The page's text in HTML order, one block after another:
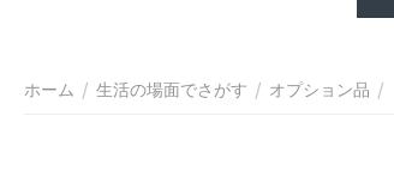
ホーム / 生活の場面でさがす / オプション品 /